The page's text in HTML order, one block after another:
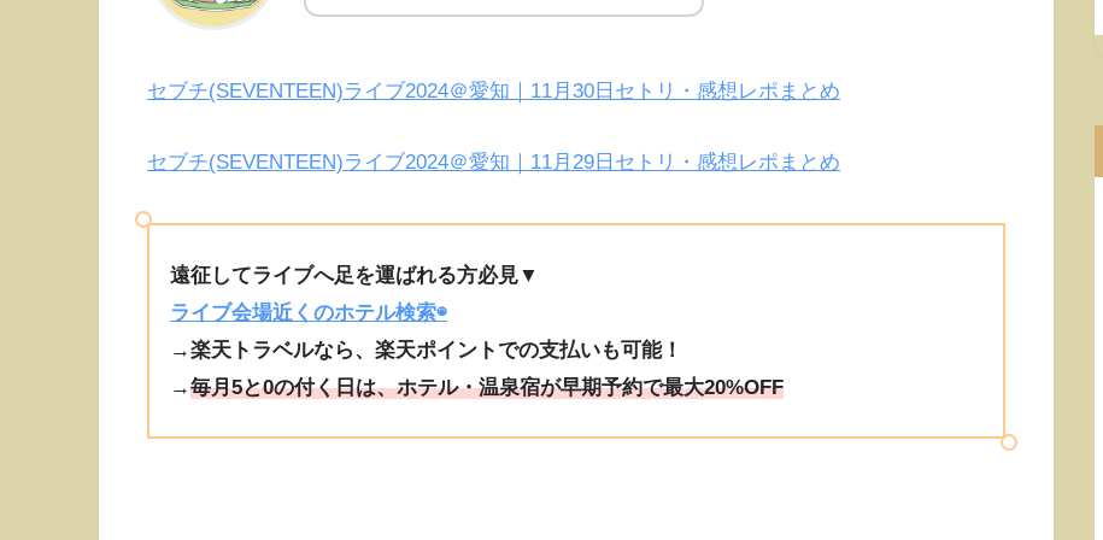
セブチ(SEVENTEEN)ライブ2024＠愛知｜11月30日セトリ・感想レポまとめ
セブチ(SEVENTEEN)ライブ2024＠愛知｜11月29日セトリ・感想レポまとめ
遠征してライブへ足を運ばれる方必見▼
ライブ会場近くのホテル検索◉
→楽天トラベルなら、楽天ポイントでの支払いも可能！
→毎月5と0の付く日は、ホテル・温泉宿が早期予約で最大20%OFF